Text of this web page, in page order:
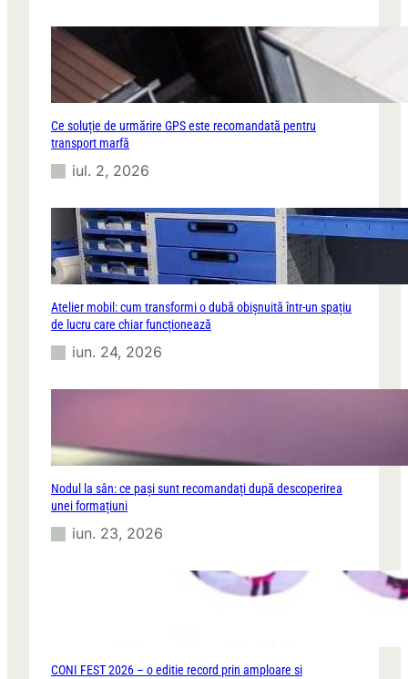
Ce soluție de urmărire GPS este recomandată pentru
transport marfă
iul. 2, 2026
Atelier mobil: cum transformi o dubă obișnuită într-un spațiu
de lucru care chiar funcționează
iun. 24, 2026
Nodul la sân: ce pași sunt recomandați după descoperirea
unei formațiuni
iun. 23, 2026
CONI FEST 2026 – o editie record prin amploare si